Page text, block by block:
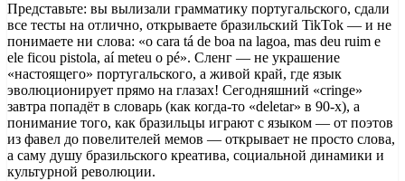
Представьте: вы вылизали грамматику португальского, сдали
все тесты на отлично, открываете бразильский TikTok — и не
понимаете ни слова: «o cara tá de boa na lagoa, mas deu ruim e
ele ficou pistola, aí meteu o pé». Сленг — не украшение
«настоящего» португальского, а живой край, где язык
эволюционирует прямо на глазах! Сегодняшний «cringe»
завтра попадёт в словарь (как когда-то «deletar» в 90-х), а
понимание того, как бразильцы играют с языком — от поэтов
из фавел до повелителей мемов — открывает не просто слова,
а саму душу бразильского креатива, социальной динамики и
культурной революции.